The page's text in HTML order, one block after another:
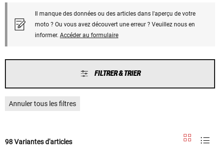
Il manque des données ou des articles dans l'aperçu de votre
moto ? Ou vous avez découvert une erreur ? Veuillez nous en
informer. Accéder au formulaire
FILTRER & TRIER
Annuler tous les filtres
98 Variantes d'articles